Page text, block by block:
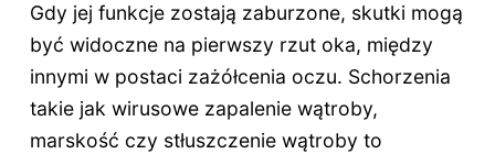
Gdy jej funkcje zostają zaburzone, skutki mogą
być widoczne na pierwszy rzut oka, między
innymi w postaci zażółcenia oczu. Schorzenia
takie jak wirusowe zapalenie wątroby,
marskość czy stłuszczenie wątroby to